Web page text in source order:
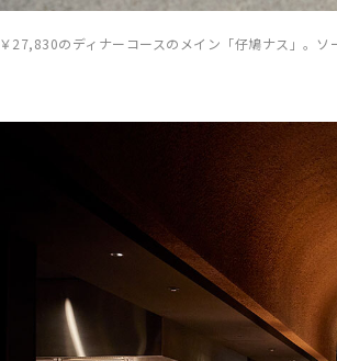
￥27,830のディナーコースのメイン「仔鳩ナス」。ソ